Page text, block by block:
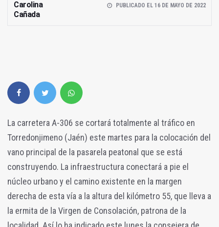
Carolina
Cañada
PUBLICADO EL 16 DE MAYO DE 2022
La carretera A-306 se cortará totalmente al tráfico en
Torredonjimeno (Jaén) este martes para la colocación del
vano principal de la pasarela peatonal que se está
construyendo. La infraestructura conectará a pie el
núcleo urbano y el camino existente en la margen
derecha de esta vía a la altura del kilómetro 55, que lleva a
la ermita de la Virgen de Consolación, patrona de la